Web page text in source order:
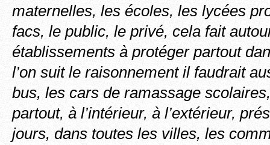
maternelles, les écoles, les lycées
facs, le public, le privé, cela fait
établissements à protéger partout
l’on suit le raisonnement il faudrait
bus, les cars de ramassage
partout, à l’intérieur, à l’extérieur,
jours, dans toutes les villes, les